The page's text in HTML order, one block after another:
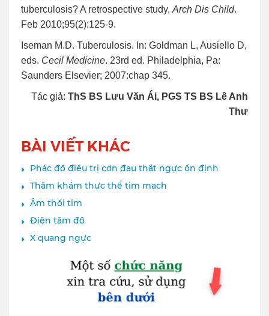
tuberculosis? A retrospective study. Arch Dis Child.
Feb 2010;95(2):125-9.
Iseman M.D. Tuberculosis. In: Goldman L, Ausiello D,
eds. Cecil Medicine. 23rd ed. Philadelphia, Pa:
Saunders Elsevier; 2007:chap 345.
Tác giả: ThS BS Lưu Văn Ái, PGS TS BS Lê Anh
Thư
BÀI VIẾT KHÁC
Phác đồ điều trị cơn đau thắt ngực ổn định
Thăm khám thực thể tim mạch
Âm thổi tim
Điện tâm đồ
X quang ngực